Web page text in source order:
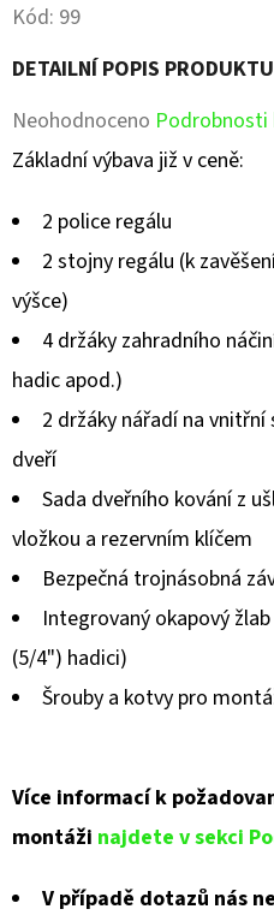
Kód: 99
DETAILNÍ POPIS PRODUKTU
Průměrné
hodnocení
z
hvězdiček.
Neohodnoceno Podrobnosti
Základní výbava již v ceně:
2 police regálu
2 stojny regálu (k
výšce)
4 držáky zahradního
hadic apod.)
2 držáky nářadí na
dveří
Sada dveřního kování z
vložkou a rezervním klíčem
Bezpečná trojnásobná
Integrovaný okapový
(5/4") hadici)
Šrouby a kotvy pro
Více informací k
montáži najdete v sekci
V případě dotazů nás